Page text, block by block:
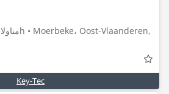
Key-Tec